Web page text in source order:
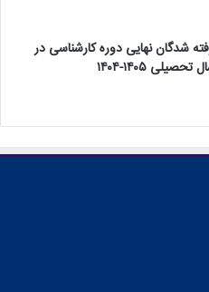
شدگان نهایی دوره کارشناسی در
۱۴۰۵-۱۴۰۴